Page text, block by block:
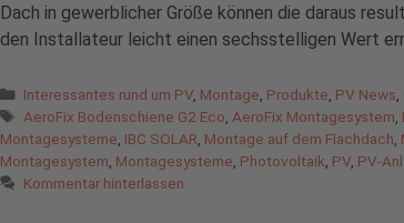
Dach in gewerblicher Größe können die daraus
den Installateur leicht einen sechsstelligen Wert
Kategorien
Interessantes rund um PV Montage Produkte PV News
Schlagwörter
AeroFix Bodenschiene G2 Eco AeroFix Montagesystem
Montagesysteme IBC SOLAR Montage auf dem Flachdach
Montagesystem Montagesysteme Photovoltaik PV PV-
Kommentar hinterlassen